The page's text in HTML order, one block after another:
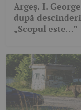
Argeș. I.
după
„Scopul este…”